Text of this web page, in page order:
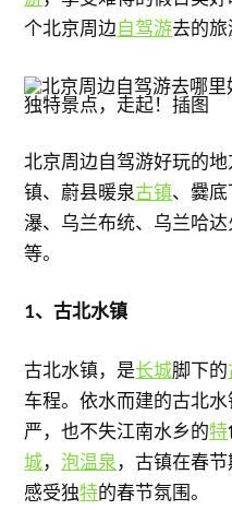
个北京周边自驾游去的旅
北京周边自驾游好玩的
镇、蔚县暖泉古镇、爨
瀑、乌兰布统、乌兰哈
等。
1、古北水镇
古北水镇，是长城脚下的
车程。依水而建的古北
严，也不失江南水乡的特
城， 泡温泉 ，古镇在春
感受独特的春节氛围。